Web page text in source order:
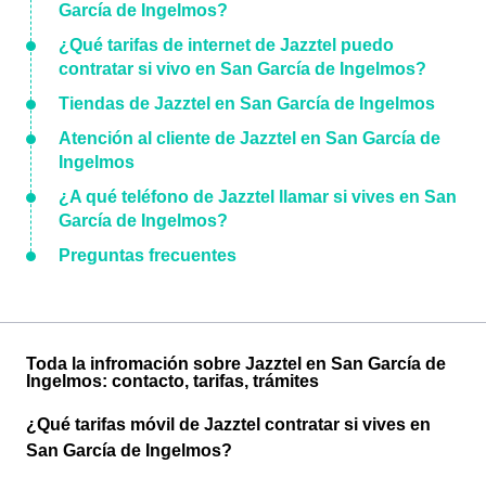
García de Ingelmos?
¿Qué tarifas de internet de Jazztel puedo
contratar si vivo en San García de Ingelmos?
Tiendas de Jazztel en San García de Ingelmos
Atención al cliente de Jazztel en San García de
Ingelmos
¿A qué teléfono de Jazztel llamar si vives en San
García de Ingelmos?
Preguntas frecuentes
Toda la infromación sobre Jazztel en San García de
Ingelmos: contacto, tarifas, trámites
¿Qué tarifas móvil de Jazztel contratar si vives en
San García de Ingelmos?